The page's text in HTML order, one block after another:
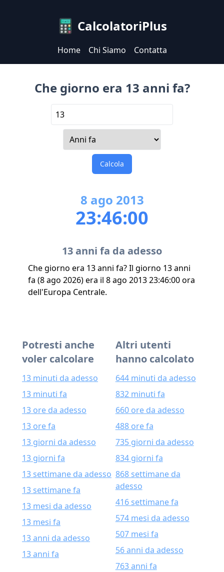
CalcolatoriPlus
Home Chi Siamo Contatta
Che giorno era 13 anni fa?
Calcola
8 ago 2013
23:46:00
13 anni fa da adesso
Che giorno era 13 anni fa? Il giorno 13 anni
fa (8 ago 2026) era il 8 ago 2013 23:46:00 ora
dell'Europa Centrale.
Potresti anche
voler calcolare
13 minuti da adesso
13 minuti fa
13 ore da adesso
13 ore fa
13 giorni da adesso
13 giorni fa
13 settimane da adesso
13 settimane fa
13 mesi da adesso
13 mesi fa
13 anni da adesso
13 anni fa
Altri utenti
hanno calcolato
644 minuti da adesso
832 minuti fa
660 ore da adesso
488 ore fa
735 giorni da adesso
834 giorni fa
868 settimane da
adesso
416 settimane fa
574 mesi da adesso
507 mesi fa
56 anni da adesso
763 anni fa